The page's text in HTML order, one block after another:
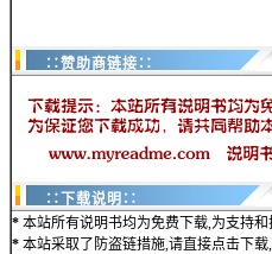
∷赞助商链接∷
∷下载说明∷
* 本站所有说明书均为免费下载,为支持
* 本站采取了防盗链措施,请直接点击下